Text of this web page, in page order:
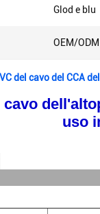
Glod e blu
OEM/ODM
del cavo del CCA
cavo
uso